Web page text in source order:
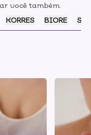
você também.
KORRES BIORE